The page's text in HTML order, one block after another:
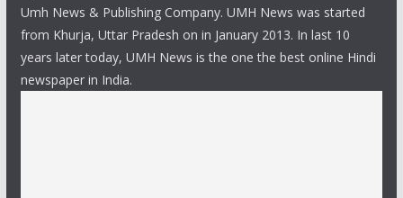
Umh News & Publishing Company. UMH News was started
from Khurja, Uttar Pradesh on in January 2013. In last 10
years later today, UMH News is the one the best online Hindi
newspaper in India.